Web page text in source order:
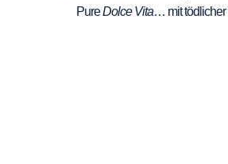
PureDolce Vita… mit tödlicher